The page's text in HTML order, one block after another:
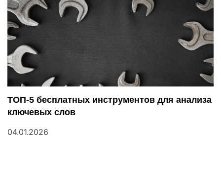
ТОП-5 бесплатных инструментов для анализа
ключевых слов
04.01.2026